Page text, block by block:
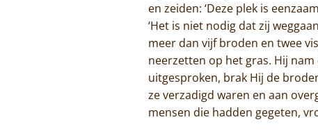
en zeiden: ‘Deze plek is
‘Het is niet nodig dat zij
meer dan vijf broden en twee
neerzetten op het gras. Hij
uitgesproken, brak Hij de
ze verzadigd waren en aan
mensen die hadden gegeten,